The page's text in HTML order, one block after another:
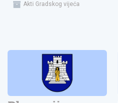
Akti Gradskog vijeća